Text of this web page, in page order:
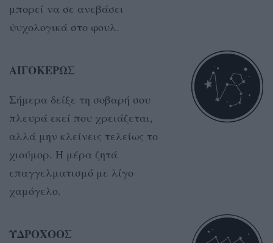
μπορεί να σε ανεβάσει
ψυχολογικά στο φουλ.
ΑΙΓΟΚΕΡΩΣ
Σήμερα δείξε τη σοβαρή σου
πλευρά εκεί που χρειάζεται,
αλλά μην κλείνεις τελείως το
χιούμορ. Η μέρα ζητά
επαγγελματισμό με λίγο
χαμόγελο.
ΥΔΡΟΧΟΟΣ